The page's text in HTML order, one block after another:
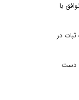
با
در
به دست